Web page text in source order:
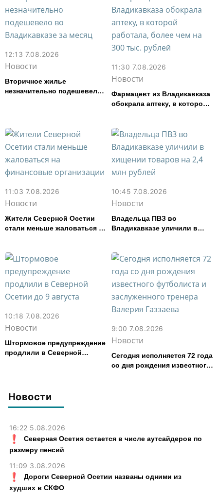
Новости
16:22 5.08.2026
Северная Осетия остается в числе аутсайдеров по
размеру пенсий
11:09 3.08.2026
Дороги Северной Осетии названы одними из
худших в СКФО
12:13 7.08.2026
Новости
Вторичное жилье
незначительно подешевело
11:30 7.08.2026
Новости
Фармацевт из Владикавказа
обокрала аптеку, в которой
11:03 7.08.2026
Новости
Жители Северной Осетии
стали меньше жаловаться на
10:45 7.08.2026
Новости
Владельца ПВЗ во
Владикавказе уличили в
10:18 7.08.2026
Новости
Штормовое предупреждение
продлили в Северной
9:00 7.08.2026
Новости
Сегодня исполняется 72 года
со дня рождения известного